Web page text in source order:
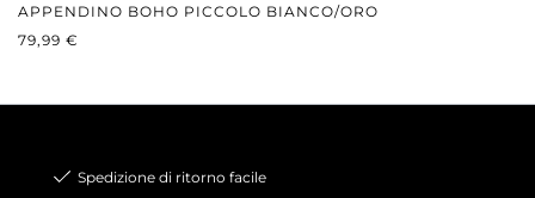
APPENDINO BOHO PICCOLO BIANCO/ORO
PREZZO NORMALE:
79,99 €
Spedizione di ritorno facile